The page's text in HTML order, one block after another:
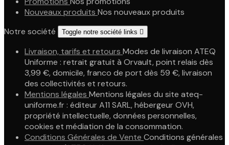
Nouveaux produits Nos nouveaux produits
Notre société
Toggle notre société links 
Livraison, tarifs et retours Modes de livraison ATEQ
Uniforme : retrait gratuit à Orvault, point relais dès
3,99 €, domicile, franco de port dès 59 €, livraison
des collectivités et retours.
Mentions légales Mentions légales du site ateq-
uniforme.fr : éditeur A11 SARL, hébergeur OVH,
propriété intellectuelle, données personnelles,
cookies et médiation de la consommation.
Conditions Générales de Vente Conditions générales